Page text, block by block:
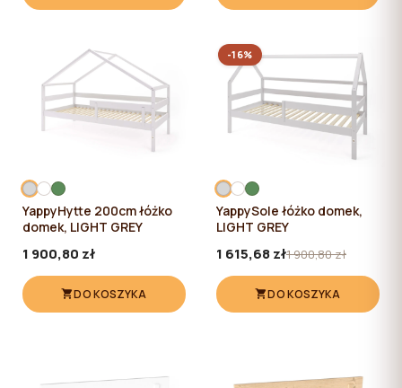
YappyHytte 200cm łóżko
domek, LIGHT GREY
1 900,80 zł
DO KOSZYKA
YappySole łóżko domek,
LIGHT GREY
1 615,68 zł1 900,80 zł
DO KOSZYKA
-16%